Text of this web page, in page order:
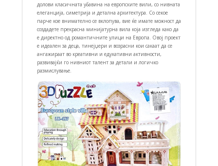
долови класичната убавина на европските вили, со нивната
елеганција, симетрија и детална архитектура. Со секое
парче кое внимателно се вклопува, вие ќе имате можност да
создадете прекрасна минијатурна вила која изгледа како да
е директно од романтичните улици на Европа. Овој проект
е идеален за деца, тинејџери и возрасни кои сакаат да се
ангажираат во креативни и едукативни активности,
развивајќи го нивниот талент за детали и логичко
размислување.